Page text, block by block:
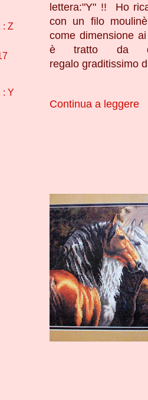
lettera:"Y" !! Ho
con un filo
come dimensione
è tratto da
regalo graditissimo
Continua a leggere
: Z
: Y